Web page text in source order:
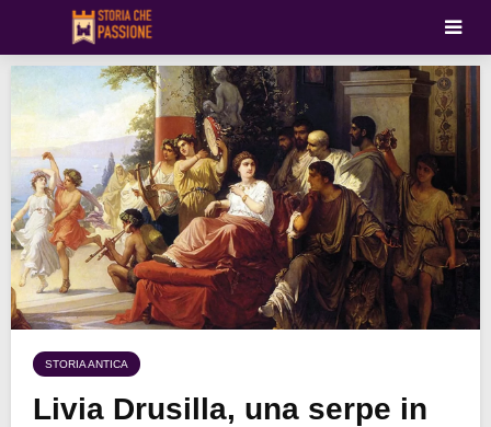
STORIA ANTICA
Livia Drusilla, una serpe in